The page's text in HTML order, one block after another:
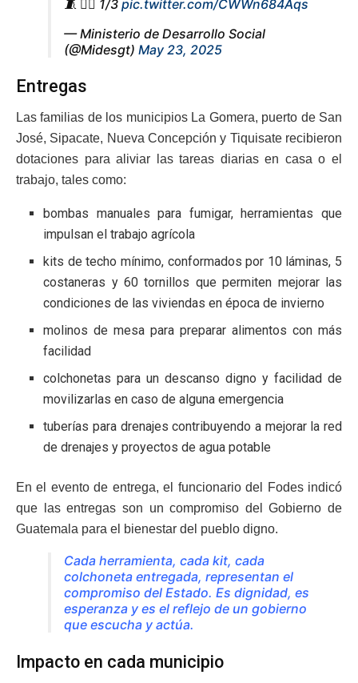
🧵 👇🏼 1/3 pic.twitter.com/CWWn684Aqs
— Ministerio de Desarrollo Social
(@Midesgt) May 23, 2025
Entregas
Las familias de los municipios La Gomera, puerto de San
José, Sipacate, Nueva Concepción y Tiquisate recibieron
dotaciones para aliviar las tareas diarias en casa o el
trabajo, tales como:
bombas manuales para fumigar, herramientas que
impulsan el trabajo agrícola
kits de techo mínimo, conformados por 10 láminas, 5
costaneras y 60 tornillos que permiten mejorar las
condiciones de las viviendas en época de invierno
molinos de mesa para preparar alimentos con más
facilidad
colchonetas para un descanso digno y facilidad de
movilizarlas en caso de alguna emergencia
tuberías para drenajes contribuyendo a mejorar la red
de drenajes y proyectos de agua potable
En el evento de entrega, el funcionario del Fodes indicó
que las entregas son un compromiso del Gobierno de
Guatemala para el bienestar del pueblo digno.
Cada herramienta, cada kit, cada
colchoneta entregada, representan el
compromiso del Estado. Es dignidad, es
esperanza y es el reflejo de un gobierno
que escucha y actúa.
Impacto en cada municipio